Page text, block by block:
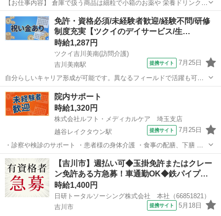
【お仕事内容】 倉庫で扱う商品は細粒で小箱のお薬や 栄養ドリンクの
商品などほとんど軽い商品◎ 各ドラッグストア店舗や小売店などへ発
送のための軽作業 ◆ラベル貼り作業 発送先の店舗の行き先ラベルを
段ボールに貼る作業 ◆ピ...
埼玉 吉川市 仕分け
免許・資格必須/未経験者歓迎/経験不問/研修
制度充実【ツクイのデイサービス/生…
時給1,287円
ツクイ吉川美南(訪問介護)
吉川美南駅
提携サイト 7月25日
自分らしいキャリア形成が可能です。異なるフィールドで活躍も可！
資格取得支援も整っています。 ★☆ 働きやすいメリット多数 ★☆ ＼
＼サービス・職種の魅力／／ 生活相談員はサービスの質の向上におけ
る重要なキーパーソンとなる...
埼玉 吉川市 吉川美南駅
院内サポート
時給1,320円
株式会社ルフト・メディカルケア 埼玉支店
越谷レイクタウン駅
提携サイト 7月25日
・診察や検診のサポート ・患者様の身体介護 ・食事の配膳、下膳 ・
ベッドのシーツ交換 ・病室の清掃 ・その他付随業務 ■ 性別年齢不問
‾‾‾‾‾‾‾‾‾‾‾‾‾ ■ 出張面接可能 ‾‾‾‾‾‾‾‾‾‾‾‾‾ ■ 面...
埼玉 吉川市 越谷レイクタウン駅 介護
【吉川市】週払い可◆玉掛免許またはクレー
ン免許ある方急募！車通勤OK◆鉄パイプ…
時給1,400円
日研トータルソーシング株式会社 本社（66851821）
吉川市
提携サイト 5月18日